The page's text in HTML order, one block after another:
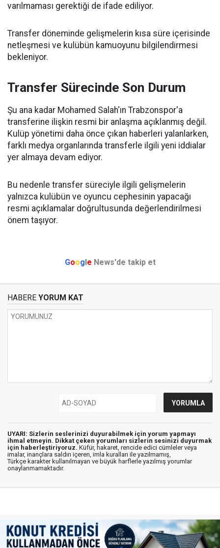
varılmaması gerektiği de ifade ediliyor.
Transfer döneminde gelişmelerin kısa süre içerisinde
netleşmesi ve kulübün kamuoyunu bilgilendirmesi
bekleniyor.
Transfer Sürecinde Son Durum
Şu ana kadar Mohamed Salah'ın Trabzonspor'a
transferine ilişkin resmi bir anlaşma açıklanmış değil.
Kulüp yönetimi daha önce çıkan haberleri yalanlarken,
farklı medya organlarında transferle ilgili yeni iddialar
yer almaya devam ediyor.
Bu nedenle transfer süreciyle ilgili gelişmelerin
yalnızca kulübün ve oyuncu cephesinin yapacağı
resmi açıklamalar doğrultusunda değerlendirilmesi
önem taşıyor.
Google News'de takip et
HABERE YORUM KAT
UYARI: Sizlerin seslerinizi duyurabilmek için yorum yapmayı
ihmal etmeyin. Dikkat çeken yorumları sizlerin sesinizi duyurmak
için haberleştiriyoruz. Küfür, hakaret, rencide edici cümleler veya
imalar, inançlara saldırı içeren, imla kuralları ile yazılmamış,
Türkçe karakter kullanılmayan ve büyük harflerle yazılmış yorumlar
onaylanmamaktadır.